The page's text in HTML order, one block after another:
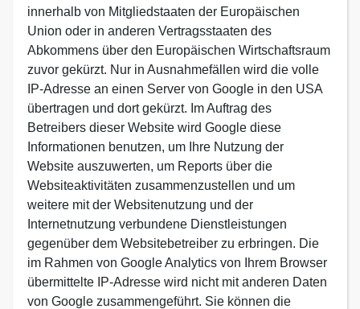
innerhalb von Mitgliedstaaten der Europäischen
Union oder in anderen Vertragsstaaten des
Abkommens über den Europäischen Wirtschaftsraum
zuvor gekürzt. Nur in Ausnahmefällen wird die volle
IP-Adresse an einen Server von Google in den USA
übertragen und dort gekürzt. Im Auftrag des
Betreibers dieser Website wird Google diese
Informationen benutzen, um Ihre Nutzung der
Website auszuwerten, um Reports über die
Websiteaktivitäten zusammenzustellen und um
weitere mit der Websitenutzung und der
Internetnutzung verbundene Dienstleistungen
gegenüber dem Websitebetreiber zu erbringen. Die
im Rahmen von Google Analytics von Ihrem Browser
übermittelte IP-Adresse wird nicht mit anderen Daten
von Google zusammengeführt. Sie können die